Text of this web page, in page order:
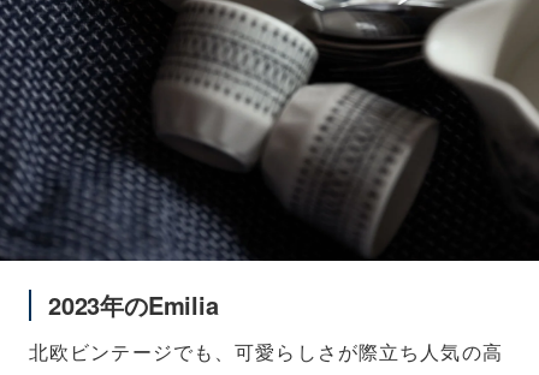
2023年のEmilia
北欧ビンテージでも、可愛らしさが際立ち人気の高